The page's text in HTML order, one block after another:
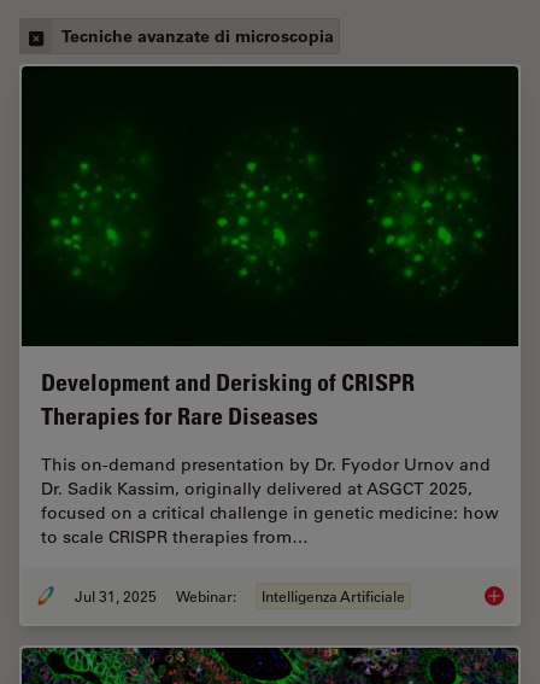
Tecniche avanzate di microscopia
Development and Derisking of CRISPR
Therapies for Rare Diseases
This on-demand presentation by Dr. Fyodor Urnov and
Dr. Sadik Kassim, originally delivered at ASGCT 2025,
focused on a critical challenge in genetic medicine: how
to scale CRISPR therapies from…
Jul 31, 2025 Webinar: Intelligenza Artificiale